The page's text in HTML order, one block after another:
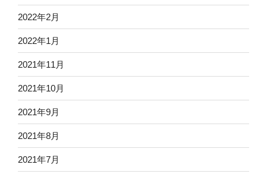
2022年2月
2022年1月
2021年11月
2021年10月
2021年9月
2021年8月
2021年7月